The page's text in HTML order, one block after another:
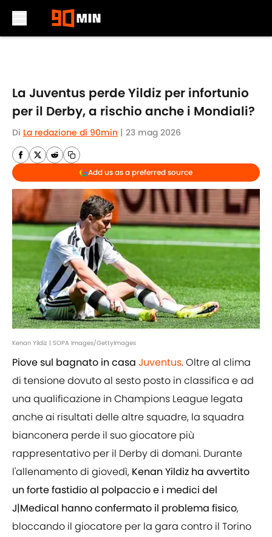
La Juventus perde Yildiz per infortunio
per il Derby, a rischio anche i Mondiali?
Di La redazione di 90min | 23 mag 2026
Add us as a preferred source
Kenan Yildiz | SOPA Images/GettyImages
Piove sul bagnato in casa Juventus. Oltre al clima
di tensione dovuto al sesto posto in classifica e ad
una qualificazione in Champions League legata
anche ai risultati delle altre squadre, la squadra
bianconera perde il suo giocatore più
rappresentativo per il Derby di domani. Durante
l'allenamento di giovedì, Kenan Yildiz ha avvertito
un forte fastidio al polpaccio e i medici del
J|Medical hanno confermato il problema fisico,
bloccando il giocatore per la gara contro il Torino